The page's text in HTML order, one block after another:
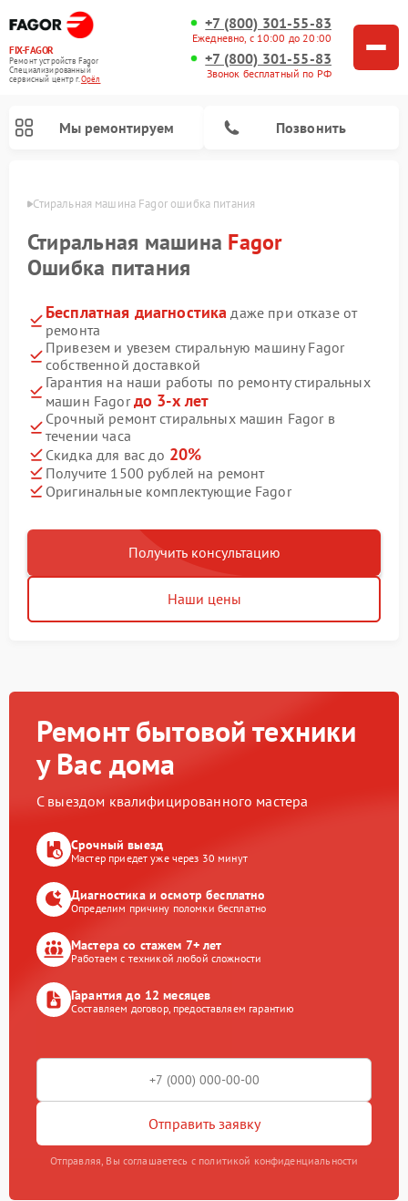
FIX-FAGOR
Ремонт устройств Fagor
Специализированный
cервисный центр г.Орёл
+7 (800) 301-55-83
Ежедневно, с 10:00 до 20:00
+7 (800) 301-55-83
Звонок бесплатный по РФ
Мы ремонтируем Позвонить
Стиральная машина Fagor ошибка питания
Стиральная машина Fagor
Ошибка питания
Бесплатная диагностика даже при отказе от
ремонта
Привезем и увезем стиральную машину Fagor
собственной доставкой
Гарантия на наши работы по ремонту стиральных
машин Fagorдо 3-х лет
Срочный ремонт стиральных машин Fagor в
течении часа
Скидка для вас до 20%
Получите 1500 рублей на ремонт
Оригинальные комплектующие Fagor
Получить консультацию
Наши цены
Ремонт бытовой техники
у Вас дома
С выездом квалифицированного мастера
Срочный выезд
Мастер приедет уже через 30 минут
Диагностика и осмотр бесплатно
Определим причину поломки бесплатно
Мастера со стажем 7+ лет
Работаем с техникой любой сложности
Гарантия до 12 месяцев
Составляем договор, предоставляем гарантию
Отправить заявку
Отправляя, Вы соглашаетесь с политикой конфиденциальности